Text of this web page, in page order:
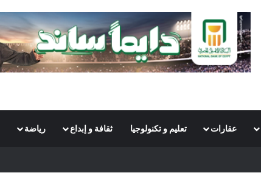
عقارات تعليم و تكنولوجيا ثقافة و إبداع رياضة